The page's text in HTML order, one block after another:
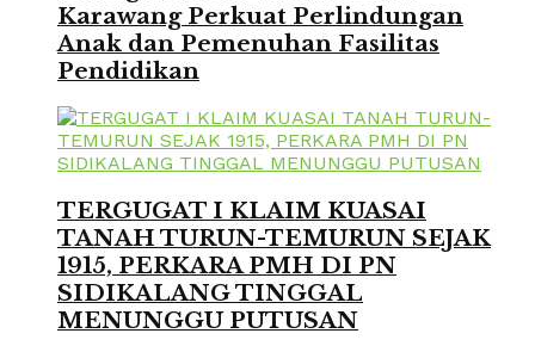
Karawang Perkuat Perlindungan
Anak dan Pemenuhan Fasilitas
Pendidikan
TERGUGAT I KLAIM KUASAI
TANAH TURUN-TEMURUN SEJAK
1915, PERKARA PMH DI PN
SIDIKALANG TINGGAL
MENUNGGU PUTUSAN